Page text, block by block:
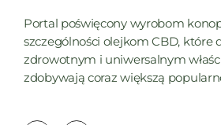
Portal poświęcony wyrobom
szczególności olejkom CBD, które
zdrowotnym i uniwersalnym
zdobywają coraz większą